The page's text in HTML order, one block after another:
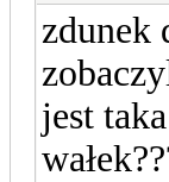
zdunek
jest